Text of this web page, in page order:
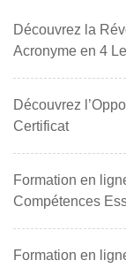
Découvrez la
Acronyme en 4
Découvrez
Certificat
Formation en
Compétences
Formation en